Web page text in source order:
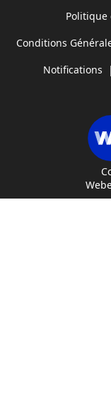
Politique
Conditions
Notifications |